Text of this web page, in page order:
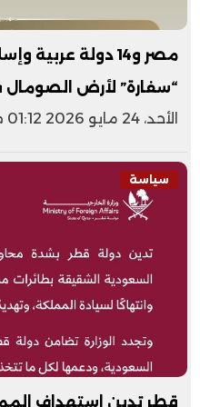
مصر و14 دولة
“سفارة” لأرض
الأحد، 24 مايو 2026 01:12 م
سياسة
قطر تدين استهداف